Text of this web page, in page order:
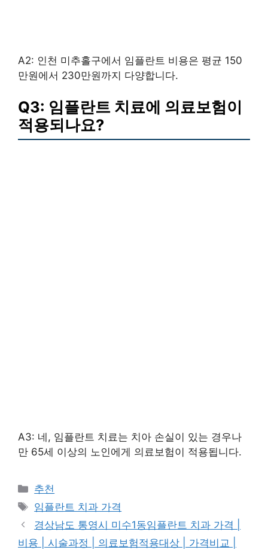
A2: 인천 미추홀구에서 임플란트 비용은 평균 150
만원에서 230만원까지 다양합니다.
Q3: 임플란트 치료에 의료보험이
적용되나요?
A3: 네, 임플란트 치료는 치아 손실이 있는 경우나
만 65세 이상의 노인에게 의료보험이 적용됩니다.
카
테
리
추천
태
그
임플란트 치과 가격
경상남도 통영시 미수1동임플란트 치과 가격 |
비용 | 시술과정 | 의료보험적용대상 | 가격비교 |